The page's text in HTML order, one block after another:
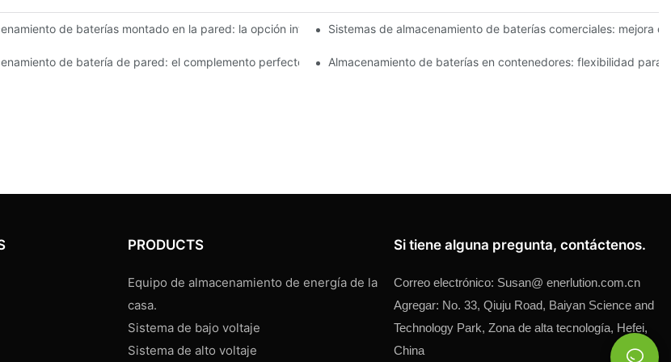
de baterías montado en la pared: la opción inteligente para los propietarios de viviendas
Sistemas de almacenamiento de baterías comerciales: mejora
de batería de pared: el complemento perfecto para su hogarAlmacenamiento de baterías en contenedores: flexibilidad para
PRODUCTS
Equipo de almacenamiento de energía de la
casa.
Sistema de bajo voltaje
Sistema de alto voltaje
Si tiene alguna pregunta, contáctenos.
Correo electrónico: Susan@ enerlution.com.cn
Agregar: No. 33, Qiuju Road, Baiyan Science and
Technology Park, Zona de alta tecnología, Hefei,
China